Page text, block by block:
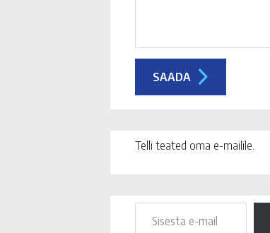
Telli teated oma e-mailile.